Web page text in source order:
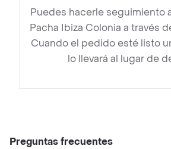
Puedes hacerle seguimiento
Pacha Ibiza Colonia a través
Cuando el pedido esté listo
lo llevará al lugar de
Preguntas frecuentes